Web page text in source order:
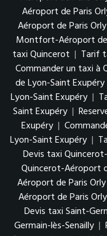
Aéroport de Paris
Aéroport de Paris Orly
Montfort-Aéroport de
taxi Quincerot | Tarif
Commander un taxi à
de Lyon-Saint Exupéry
Lyon-Saint Exupéry |
Saint Exupéry |
Exupéry |
Lyon-Saint Exupéry |
Devis taxi
Quincerot-Aéroport
Aéroport de Paris Orly
Aéroport de Paris Orly
Devis taxi Saint-
Germain-lès-Senailly |